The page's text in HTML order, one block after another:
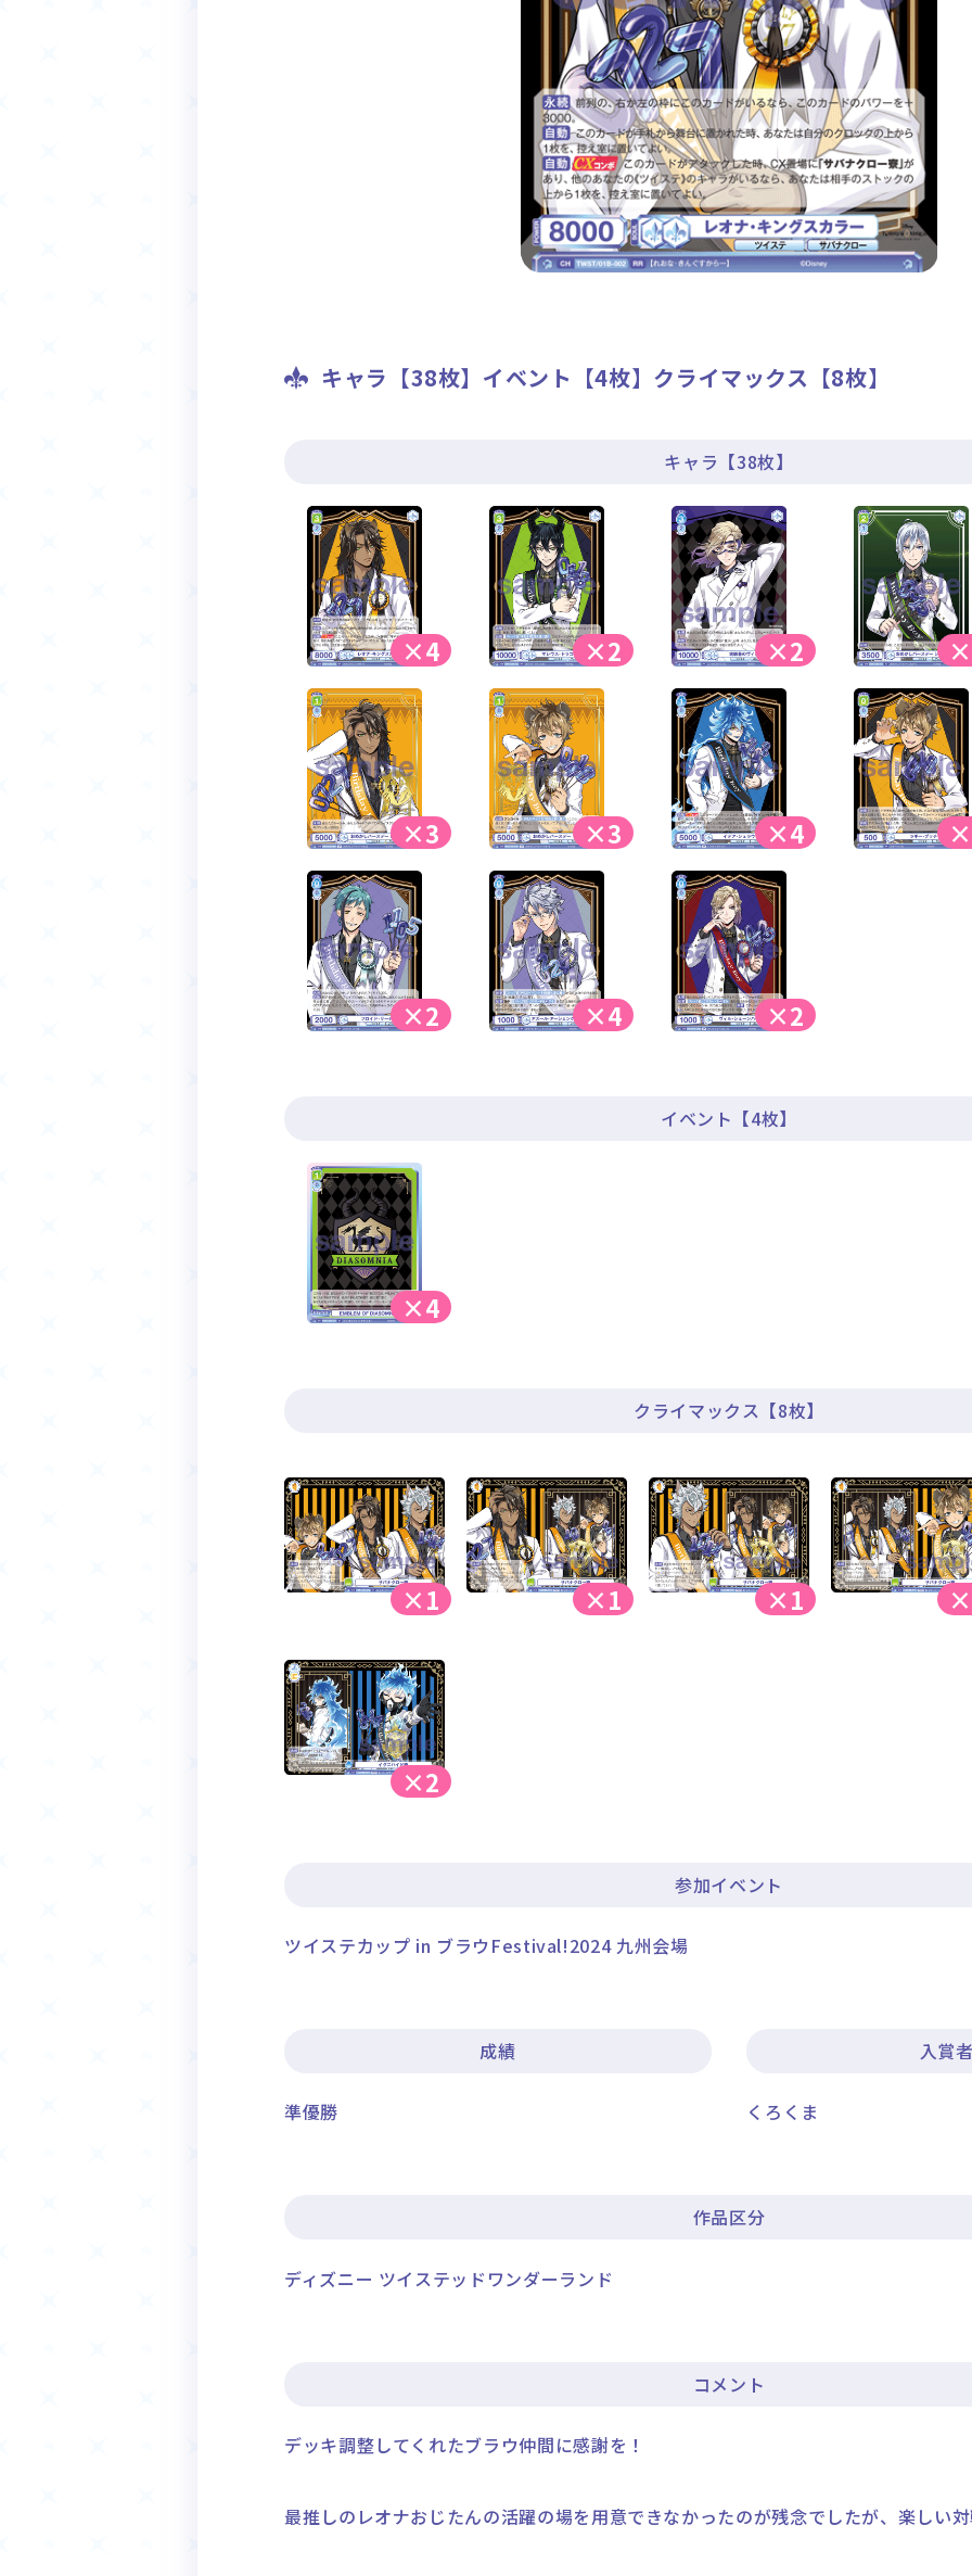
キャラ【38枚】イベント【4枚】クライマックス【8枚】
キャラ【38枚】
×4 ×2 ×2
×3 ×3 ×4
×2 ×4 ×2
イベント【4枚】
×4
クライマックス【8枚】
×1 ×1 ×1
×2
参加イベント
ツイステカップ in ブラウFestival!2024 九州会場
成績
準優勝
入賞
くろくま
作品区分
ディズニー ツイステッドワンダーランド
コメント
デッキ調整してくれたブラウ仲間に感謝を！
最推しのレオナおじたんの活躍の場を用意できなかったのが残念でしたが、楽しい